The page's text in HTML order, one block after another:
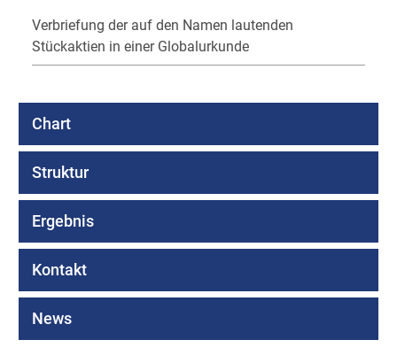
Verbriefung der auf den Namen lautenden
Stückaktien in einer Globalurkunde
Chart
Struktur
Ergebnis
Kontakt
News